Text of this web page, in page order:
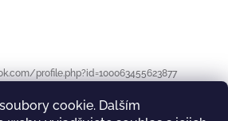
cookie. Dalším
profile.php?id=100063455623877